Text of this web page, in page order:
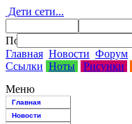
Дети сети...
Главная Новости Форум
Ссылки Ноты Рисунки
Меню
Главная
Новости